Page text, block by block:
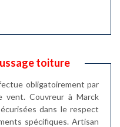
toiture
obligatoirement par
vent. Couvreur à Marck
dans le respect
spécifiques. Artisan